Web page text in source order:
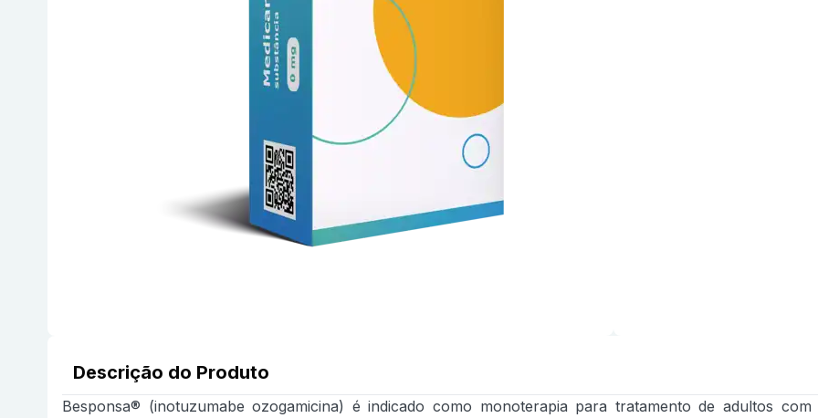
Descrição do Produto
Besponsa® (inotuzumabe ozogamicina) é indicado como monoterapia para tratamento de adultos